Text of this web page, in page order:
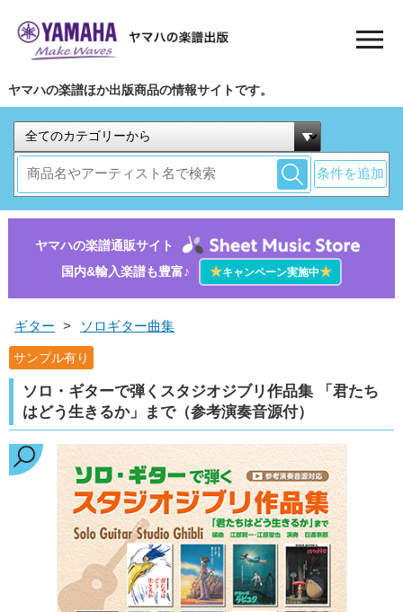
ヤマハの楽譜ほか出版商品の情報サイトです。
条件を追加
ヤマハの楽譜通販サイト
国内&輸入楽譜も豊富♪
★キャンペーン実施中★
ギター > ソロギター曲集
サンプル有り
ソロ・ギターで弾くスタジオジブリ作品集 「君たち
はどう生きるか」まで（参考演奏音源付）